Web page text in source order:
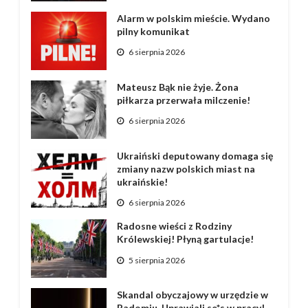
Alarm w polskim mieście. Wydano
pilny komunikat
6 sierpnia 2026
Mateusz Bąk nie żyje. Żona
piłkarza przerwała milczenie!
6 sierpnia 2026
Ukraiński deputowany domaga się
zmiany nazw polskich miast na
ukraińskie!
6 sierpnia 2026
Radosne wieści z Rodziny
Królewskiej! Płyną gartulacje!
5 sierpnia 2026
Skandal obyczajowy w urzędzie w